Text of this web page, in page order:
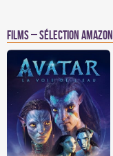
Films – Sélection Amazon